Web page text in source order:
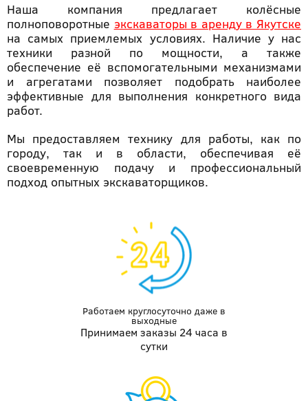
Наша компания предлагает колёсные
полноповоротные экскаваторы в аренду в Якутске
на самых приемлемых условиях. Наличие у нас
техники разной по мощности, а также
обеспечение её вспомогательными механизмами
и агрегатами позволяет подобрать наиболее
эффективные для выполнения конкретного вида
работ.
Мы предоставляем технику для работы, как по
городу, так и в области, обеспечивая её
своевременную подачу и профессиональный
подход опытных экскаваторщиков.
Работаем круглосуточно даже в
выходные
Принимаем заказы 24 часа в
сутки